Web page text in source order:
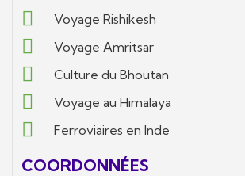
Voyage Rishikesh
Voyage Amritsar
Culture du Bhoutan
Voyage au Himalaya
Ferroviaires en Inde
COORDONNÉES